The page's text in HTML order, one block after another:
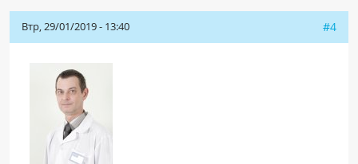
Втр, 29/01/2019 - 13:40 #4